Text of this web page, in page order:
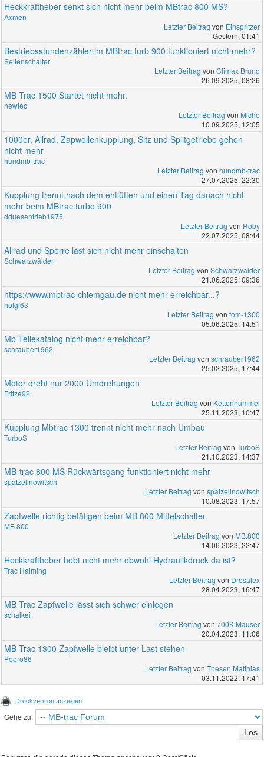
Heckkraftheber senkt sich nicht mehr beim MBtrac 800 MS?
Axmen
Letzter Beitrag von Einspritzer
Gestern, 01:41
Bestriebsstundenzähler im MBtrac turb 900 funktioniert nicht mehr?
Seitenschalter
Letzter Beitrag von Climax Bruno
26.09.2025, 08:26
MB Trac 1500 Startet nicht mehr.
newtec
Letzter Beitrag von Miche
10.09.2025, 12:05
1000er, Allrad, Zapwellenkupplung, Sitz und Splitgetriebe gehen
nicht mehr
hundmb-trac
Letzter Beitrag von hundmb-trac
27.07.2025, 22:30
Kupplung trennt nach dem entlüften und einen Tag danach nicht
mehr beim MBtrac turbo 900
dduesentrieb1975
Letzter Beitrag von Roby
22.07.2025, 08:44
Allrad und Sperre läst sich nicht mehr einschalten
Schwarzwälder
Letzter Beitrag von Schwarzwälder
21.06.2025, 09:36
https://www.mbtrac-chiemgau.de nicht mehr erreichbar...?
holgi63
Letzter Beitrag von tom-1300
05.06.2025, 14:51
Mb Teilekatalog nicht mehr erreichbar?
schrauber1962
Letzter Beitrag von schrauber1962
25.02.2025, 17:44
Motor dreht nur 2000 Umdrehungen
Fritze92
Letzter Beitrag von Kettenhummel
25.11.2023, 10:47
Kupplung Mbtrac 1300 trennt nicht mehr nach Umbau
TurboS
Letzter Beitrag von TurboS
21.10.2023, 14:37
MB-trac 800 MS Rückwärtsgang funktioniert nicht mehr
spatzelinowitsch
Letzter Beitrag von spatzelinowitsch
10.08.2023, 17:57
Zapfwelle richtig betätigen beim MB 800 Mittelschalter
MB.800
Letzter Beitrag von MB.800
14.06.2023, 22:47
Heckkraftheber hebt nicht mehr obwohl Hydraulikdruck da ist?
Trac Haiming
Letzter Beitrag von Dresalex
28.04.2023, 16:47
MB Trac Zapfwelle lässt sich schwer einlegen
schalkei
Letzter Beitrag von 700K-Mauser
20.04.2023, 11:06
MB Trac 1300 Zapfwelle bleibt unter Last stehen
Peero86
Letzter Beitrag von Thesen Matthias
03.11.2022, 17:41
Druckversion anzeigen
Gehe zu: